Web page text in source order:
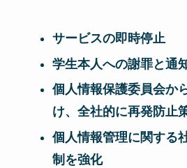
サービスの即時停止
学生本人への謝罪と通
個人情報保護委員会か
け、全社的に再発防止
個人情報管理に関する
制を強化